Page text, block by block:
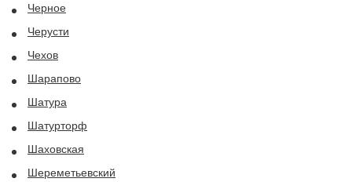
Черное
Черусти
Чехов
Шарапово
Шатура
Шатурторф
Шаховская
Шереметьевский